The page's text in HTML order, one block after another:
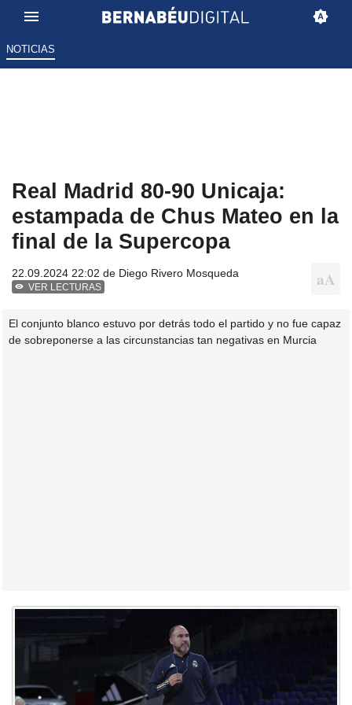
NOTICIAS
Real Madrid 80-90 Unicaja:
estampada de Chus Mateo en la
final de la Supercopa
22.09.2024 22:02 de Diego Rivero Mosqueda
VER LECTURAS
El conjunto blanco estuvo por detrás todo el partido y no fue capaz
de sobreponerse a las circunstancias tan negativas en Murcia